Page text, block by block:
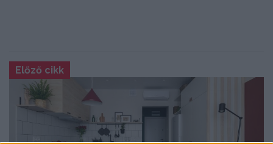
Előző cikk